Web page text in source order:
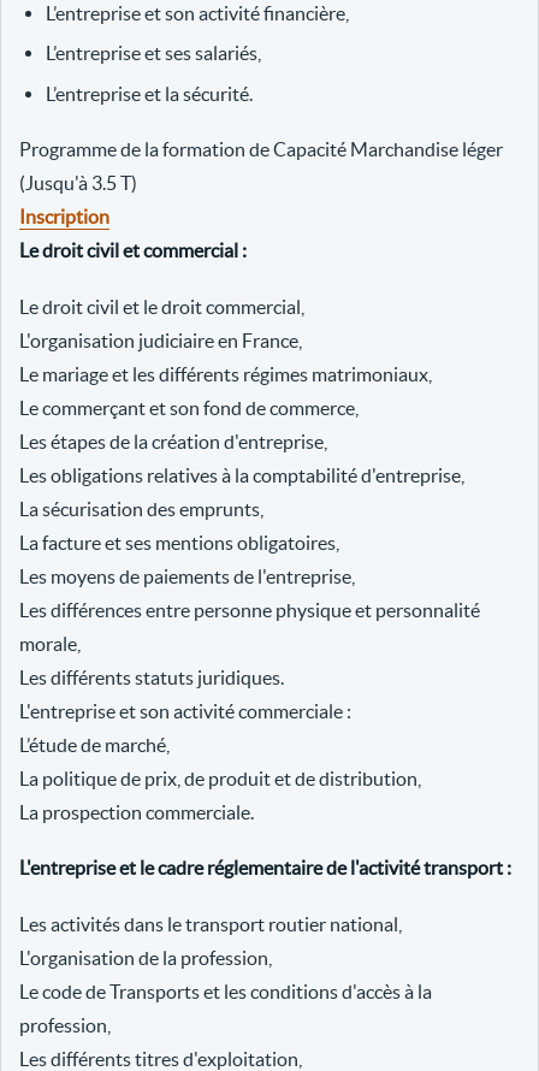
L’entreprise et son activité financière,
L’entreprise et ses salariés,
L’entreprise et la sécurité.
Programme de la formation de Capacité Marchandise léger
(Jusqu'à 3.5 T)
Inscription
Le droit civil et commercial :
Le droit civil et le droit commercial,
L'organisation judiciaire en France,
Le mariage et les différents régimes matrimoniaux,
Le commerçant et son fond de commerce,
Les étapes de la création d'entreprise,
Les obligations relatives à la comptabilité d'entreprise,
La sécurisation des emprunts,
La facture et ses mentions obligatoires,
Les moyens de paiements de l'entreprise,
Les différences entre personne physique et personnalité
morale,
Les différents statuts juridiques.
L'entreprise et son activité commerciale :
L’étude de marché,
La politique de prix, de produit et de distribution,
La prospection commerciale.
L'entreprise et le cadre réglementaire de l'activité transport :
Les activités dans le transport routier national,
L'organisation de la profession,
Le code de Transports et les conditions d'accès à la
profession,
Les différents titres d'exploitation,